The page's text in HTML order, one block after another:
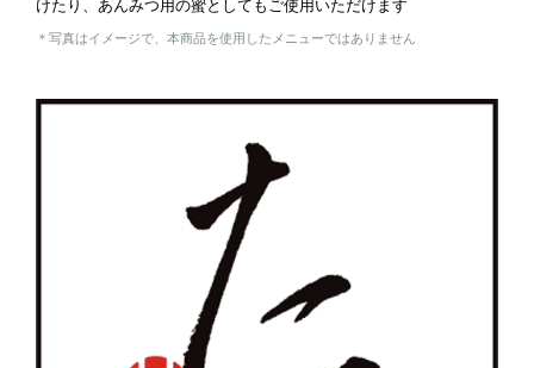
けたり、あんみつ用の蜜としてもご使用いただけます
＊写真はイメージで、本商品を使用したメニューではありません